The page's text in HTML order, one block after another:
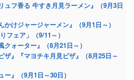
ュフ香る 牛すき月見ラーメン』（9月3日
けジャージャーメン』（9月1日～）
フェア」（9/11～）
ォーター』（8月21日～）
ザ』『マヨチキ月見ピザ』（8月25日～
』（9月1日～30日）